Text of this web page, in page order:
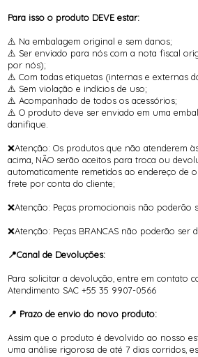
Para isso o produto DEVE estar:
⚠️ Na embalagem original e sem danos;
⚠️ Ser enviado para nós com a nota fiscal
por nós);
⚠️ Com todas etiquetas (internas e externas
⚠️ Sem violação e indícios de uso;
⚠️ Acompanhado de todos os acessórios;
⚠️ O produto deve ser enviado em uma
danifique.
❌Atenção: Os produtos que não atenderem
acima, NÃO serão aceitos para troca ou
automaticamente remetidos ao endereço de
frete por conta do cliente;
❌Atenção: Peças promocionais não poderão
❌Atenção: Peças BRANCAS não poderão ser
📍Canal de Devoluções:
Para solicitar a devolução, entre em contato
Atendimento SAC +55 35 9907-0566
📍 Prazo de envio do novo produto:
Assim que o produto é devolvido ao nosso
uma análise rigorosa de até 7 dias corridos,